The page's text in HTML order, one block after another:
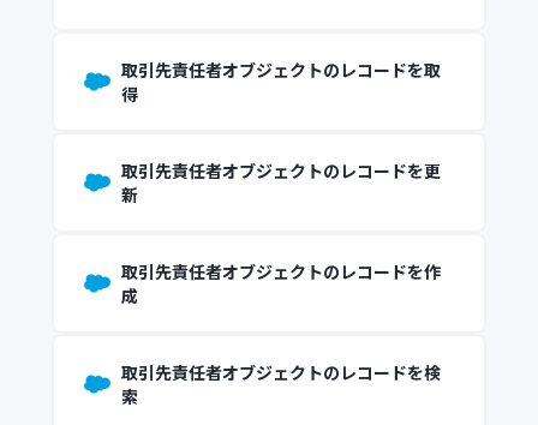
取引先責任者オブジェクトのレコードを取
得
取引先責任者オブジェクトのレコードを更
新
取引先責任者オブジェクトのレコードを作
成
取引先責任者オブジェクトのレコードを検
索